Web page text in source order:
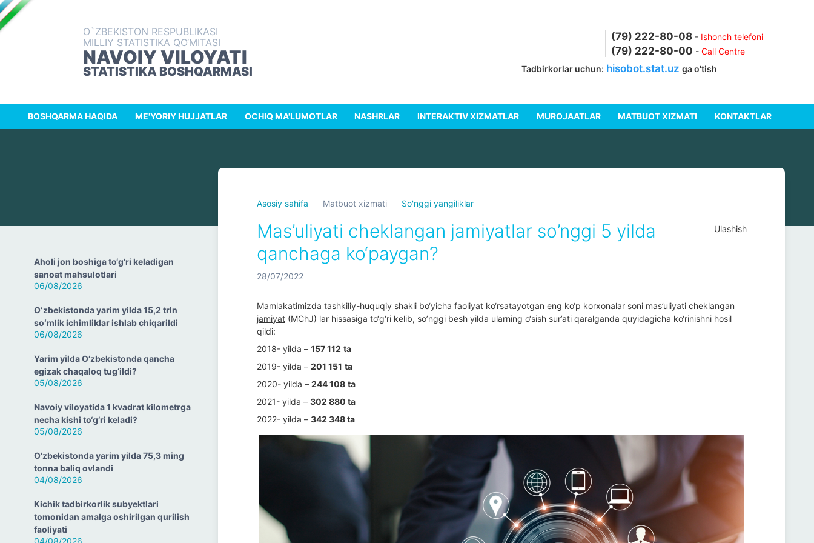
O`ZBEKISTON RESPUBLIKASI
MILLIY STATISTIKA QO‘MITASI
NAVOIY VILOYATI
STATISTIKA BOSHQARMASI
(79) 222-80-08 - Ishonch telefoni
(79) 222-80-00 - Call Centre
Tadbirkorlar uchun:hisobot.stat.uzga o'tish
BOSHQARMA HAQIDA ME'YORIY HUJJATLAR OCHIQ MA'LUMOTLAR NASHRLAR INTERAKTIV XIZMATLAR MUROJAATLAR MATBUOT XIZMATI KONTAKTLAR
Aholi jon boshiga to‘g‘ri keladigan
sanoat mahsulotlari
06/08/2026
Oʻzbekistonda yarim yilda 15,2 trln
soʻmlik ichimliklar ishlab chiqarildi
06/08/2026
Yarim yilda O‘zbekistonda qancha
egizak chaqaloq tug‘ildi?
05/08/2026
Navoiy viloyatida 1 kvadrat kilometrga
necha kishi to‘g‘ri keladi?
05/08/2026
O‘zbekistonda yarim yilda 75,3 ming
tonna baliq ovlandi
04/08/2026
Kichik tadbirkorlik subyektlari
tomonidan amalga oshirilgan qurilish
faoliyati
Asosiy sahifa Matbuot xizmati So'nggi yangiliklar
Ulashish
Mas’uliyati cheklangan jamiyatlar so’nggi 5 yilda
qanchaga ko‘paygan?
28/07/2022
Mamlakatimizda tashkiliy-huquqiy shakli bo‘yicha faoliyat ko‘rsatayotgan eng ko‘p korxonalar sonimas’uliyati cheklangan
jamiyat (MChJ) lar hissasiga to‘g‘ri kelib, so’nggi besh yilda ularning o‘sish sur’ati qaralganda quyidagicha ko‘rinishni hosil qildi:
2018- yilda –
2019- yilda –201 151 ta
2020- yilda –244 108 ta
2021- yilda –302 880 ta
2022- yilda – 342 348 ta